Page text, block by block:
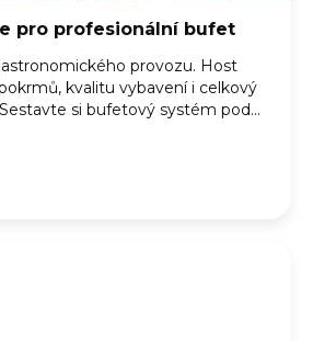
pro profesionální bufet
provozu. Host
kvalitu vybavení i celkový
si bufetový systém pod...